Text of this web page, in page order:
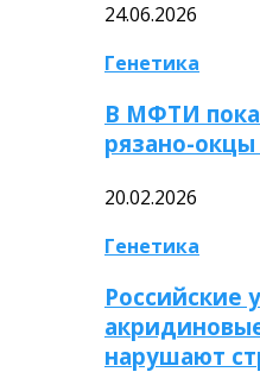
24.06.2026
Генетика
В МФТИ
рязано-окцы
20.02.2026
Генетика
Российские
нарушают